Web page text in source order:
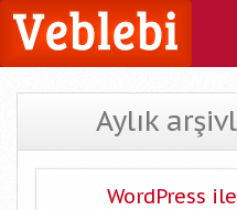
Aylık
WordPress